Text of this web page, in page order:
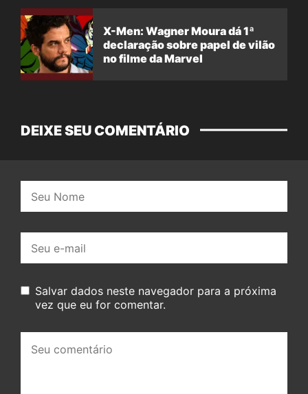
X-Men: Wagner Moura dá 1ª
declaração sobre papel de vilão
no filme da Marvel
DEIXE SEU COMENTÁRIO
mail:
Salvar dados neste navegador para a próxima
vez que eu for comentar.
comentário: